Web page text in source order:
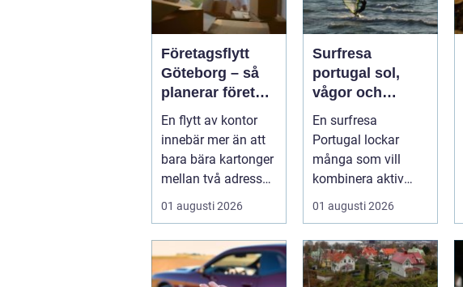
Företagsflytt
Göteborg – så
planerar företag
en smidig och
trygg flytt
En flytt av kontor
innebär mer än att
bara bära kartonger
mellan två adresser.
01 augusti 2026
Surfresa
portugal sol,
vågor och
gemenskap året
runt
En surfresa
Portugal lockar
många som vill
kombinera aktiv
semester med
avkoppling, god
mat och enke...
01 augusti 2026